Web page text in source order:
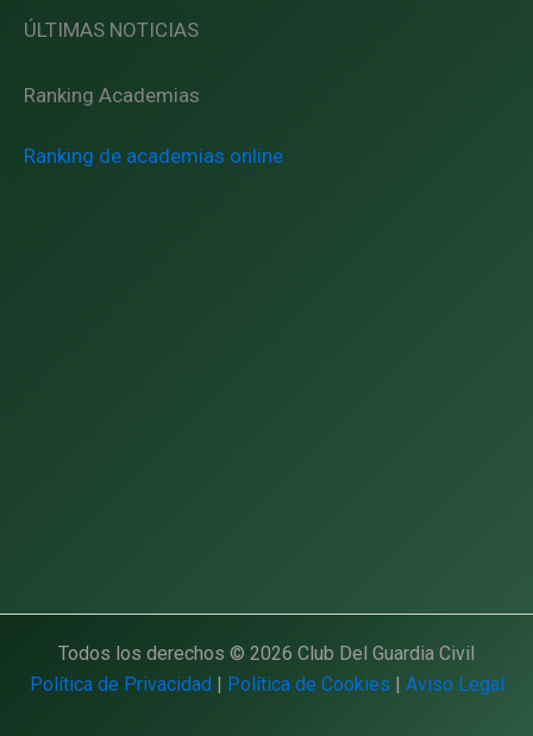
ÚLTIMAS NOTICIAS
Ranking Academias
Ranking de academias online
Todos los derechos © 2026 Club Del Guardia Civil
Política de Privacidad | Política de Cookies | Aviso Legal